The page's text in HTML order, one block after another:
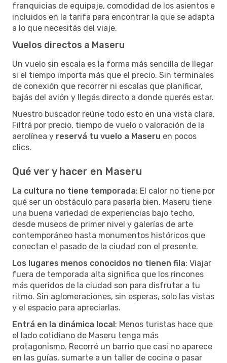
franquicias de equipaje, comodidad de los asientos e
incluidos en la tarifa para encontrar la que se adapta
a lo que necesitás del viaje.
Vuelos directos a Maseru
Un vuelo sin escala es la forma más sencilla de llegar
si el tiempo importa más que el precio. Sin terminales
de conexión que recorrer ni escalas que planificar,
bajás del avión y llegás directo a donde querés estar.
Nuestro buscador reúne todo esto en una vista clara.
Filtrá por precio, tiempo de vuelo o valoración de la
aerolínea y reservá tu vuelo a Maseru en pocos
clics.
Qué ver y hacer en Maseru
La cultura no tiene temporada: El calor no tiene por
qué ser un obstáculo para pasarla bien. Maseru tiene
una buena variedad de experiencias bajo techo,
desde museos de primer nivel y galerías de arte
contemporáneo hasta monumentos históricos que
conectan el pasado de la ciudad con el presente.
Los lugares menos conocidos no tienen fila: Viajar
fuera de temporada alta significa que los rincones
más queridos de la ciudad son para disfrutar a tu
ritmo. Sin aglomeraciones, sin esperas, solo las vistas
y el espacio para apreciarlas.
Entrá en la dinámica local: Menos turistas hace que
el lado cotidiano de Maseru tenga más
protagonismo. Recorré un barrio que casi no aparece
en las guías, sumarte a un taller de cocina o pasar